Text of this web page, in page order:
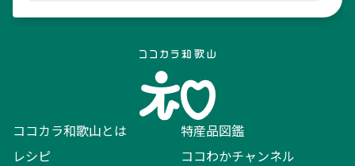
ココカラ和歌山とは
特産品図鑑
レシピ
ココわかチャンネル